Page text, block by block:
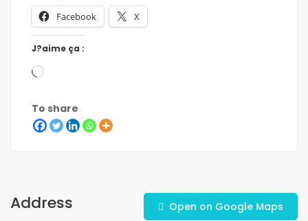
Facebook X
J?aime ça :
To share
Address Open on Google Maps